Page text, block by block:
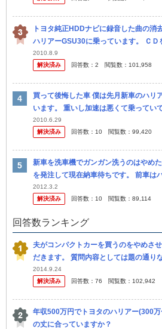
トヨタ純正HDDナビに録音した曲の消
ハリアーGSU30に乗っています。 ＣＤ
ところ容量不足になりました。 その為
と...
2010.8.9
解決済み
回答数： 2 閲覧数： 101,958
買って後悔した車 僕は先月新車のハリ
います。 重いし加速は悪くて乗ってい
リハイ買っとけばよかったと思います
２年...
2010.6.29
解決済み
回答数： 10 閲覧数： 99,420
新車を洗車機でガンガン洗うのはやめ
を発注して現在納車待ちです。 前車は
て20万もするコーティングをかけまし
たの...
2012.3.2
解決済み
回答数： 10 閲覧数： 89,114
回答数ランキング
夫がコンパクトカーを買うのをやめさ
だきます。 質問内容としては題の通り
が20万キロを超えたので車の買い替え
キ...
2014.9.24
解決済み
回答数： 76 閲覧数： 102,942
年収500万円でトヨタのハリアー(300
の丈に合っていますか？